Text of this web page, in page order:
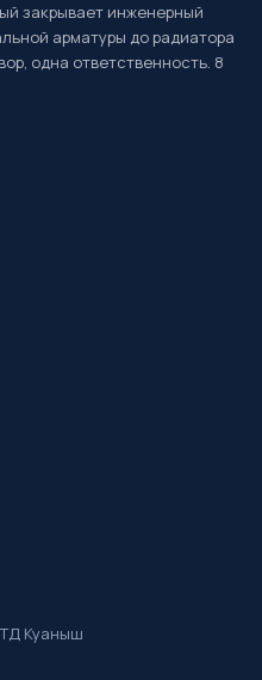
закрывает инженерный
арматуры до радиатора
одна ответственность. 8
Куаныш